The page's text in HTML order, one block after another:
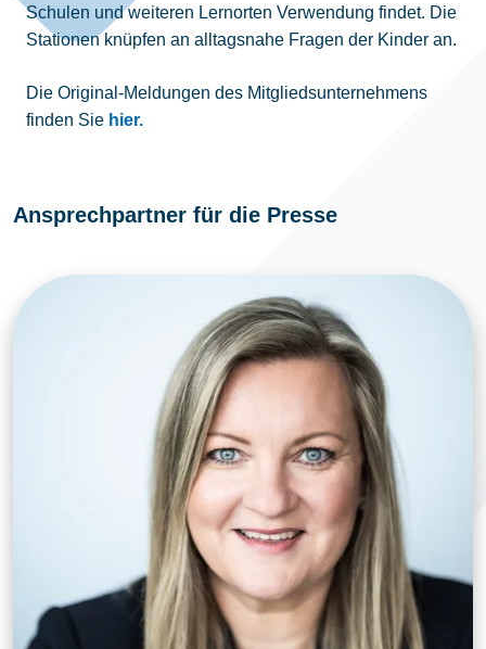
Schulen und weiteren Lernorten Verwendung findet. Die
Stationen knüpfen an alltagsnahe Fragen der Kinder an.
Die Original-Meldungen des Mitgliedsunternehmens
finden Sie hier.
Ansprechpartner für die Presse